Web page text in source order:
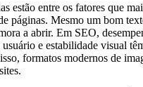
estão entre os fatores que
páginas. Mesmo um bom
a abrir. Em SEO,
e estabilidade visual
formatos modernos de